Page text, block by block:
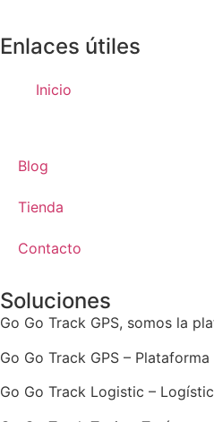
Enlaces útiles
Inicio
Blog
Tienda
Contacto
Soluciones
Go Go Track GPS, somos la
Go Go Track GPS –
Go Go Track Logistic –